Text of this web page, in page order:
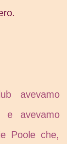
avevamo
e avevamo
Poole che,